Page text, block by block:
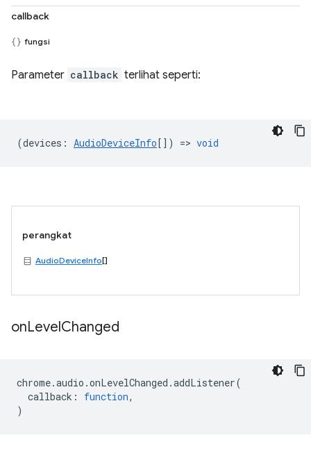
callback
fungsi
Parameter callback terlihat seperti:
(devices : AudioDeviceInfo[]) => void
perangkat
AudioDeviceInfo[]
onLevelChanged
chrome.audio .onLevelChanged .addListener(
callback : function,
)